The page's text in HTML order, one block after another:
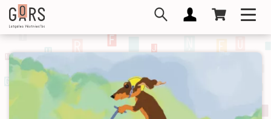
Skip
main
content